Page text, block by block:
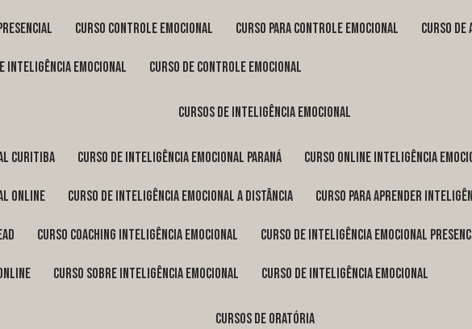
curso controle emocional curso para controle emocional curso
inteligência emocional curso de controle emocional
cursos de inteligência emocional
Curitiba curso de inteligência emocional Paraná curso online inteligência
online curso de inteligência emocional a distância curso para aprender
curso coaching inteligência emocional curso de inteligência emocional
curso sobre inteligência emocional curso de inteligência emocional
cursos de oratória